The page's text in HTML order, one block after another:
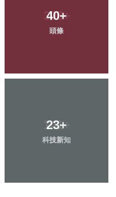
40+
頭條
23+
科技新知